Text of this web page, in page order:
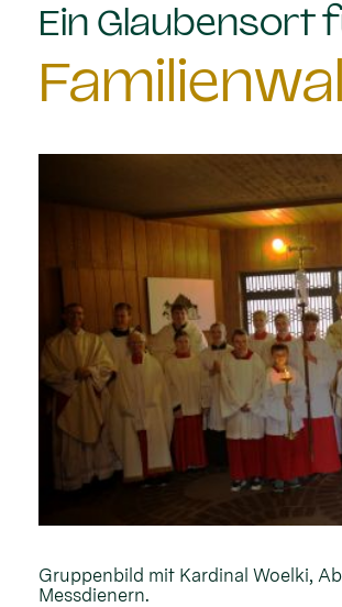
Ein Glaubensort
Gruppenbild mit Kardinal Woelki,
Messdienern.